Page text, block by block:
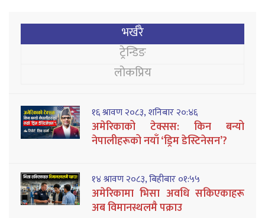
भर्खरै
ट्रेन्डिङ
लोकप्रिय
१६ श्रावण २०८३, शनिबार २०:४६
अमेरिकाको टेक्सस: किन बन्यो
नेपालीहरूको नयाँ ‘ड्रिम डेस्टिनेसन’?
१४ श्रावण २०८३, बिहीबार ०१:५५
अमेरिकामा भिसा अवधि सकिएकाहरू
अब विमानस्थलमै पक्राउ